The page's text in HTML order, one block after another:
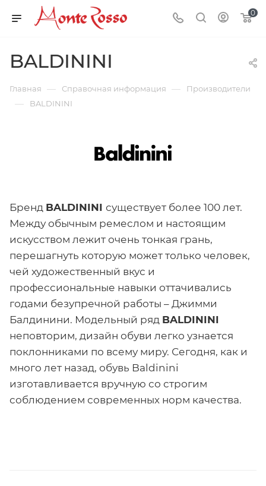
0
BALDININI
Главная — Справочная информация — Производители
— BALDININI
Бренд BALDININI существует более 100 лет.
Между обычным ремеслом и настоящим
искусством лежит очень тонкая грань,
перешагнуть которую может только человек,
чей художественный вкус и
профессиональные навыки оттачивались
годами безупречной работы – Джимми
Балдинини. Модельный ряд BALDININI
неповторим, дизайн обуви легко узнается
поклонниками по всему миру. Сегодня, как и
много лет назад, обувь Baldinini
изготавливается вручную со строгим
соблюдением современных норм качества.